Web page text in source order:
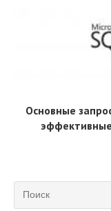
Основные